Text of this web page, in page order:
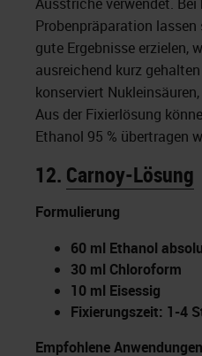
Probenpräparation
gute Ergebnisse erzielen,
ausreichend kurz
konserviert
Aus der Fixierlösung
Ethanol 95 % übertragen
12. Carnoy-Lösung
Formulierung
60 ml Ethanol
30 ml Chloroform
10 ml Eisessig
Fixierungszeit: 1-4
Empfohlene Anwendungen